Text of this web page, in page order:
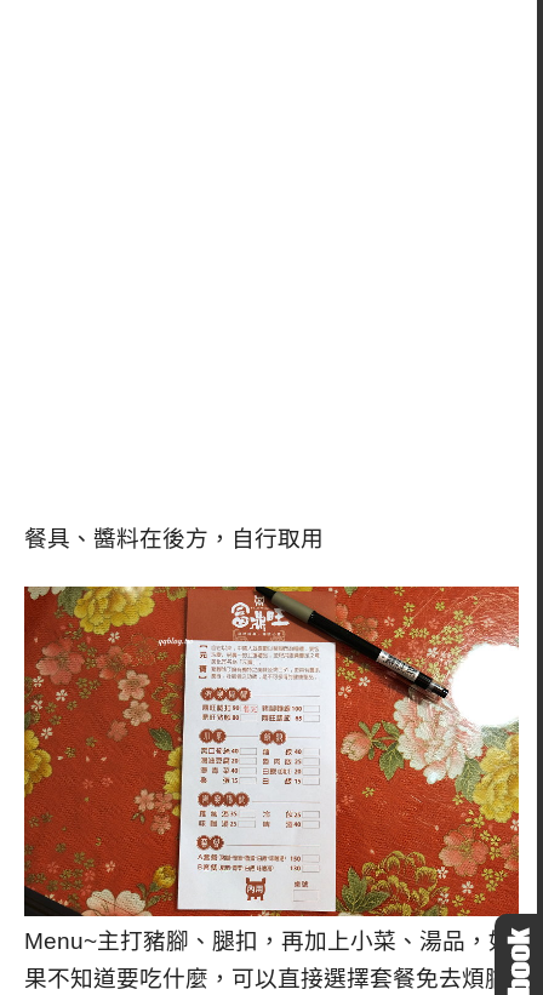
餐具、醬料在後方，自行取用
Menu~主打豬腳、腿扣，再加上小菜、湯品，如
果不知道要吃什麼，可以直接選擇套餐免去煩腦